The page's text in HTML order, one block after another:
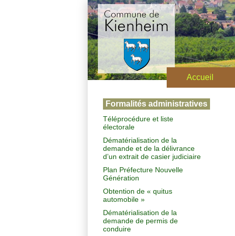
Accueil
Formalités administratives
Téléprocédure et liste
électorale
Dématérialisation de la
demande et de la délivrance
d’un extrait de casier judiciaire
Plan Préfecture Nouvelle
Génération
Obtention de « quitus
automobile »
Dématérialisation de la
demande de permis de
conduire